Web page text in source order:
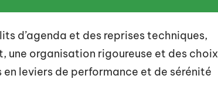
d’agenda et des reprises techniques,
une organisation rigoureuse et des choix
leviers de performance et de sérénité